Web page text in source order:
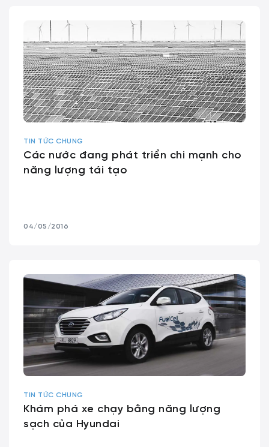
TIN TỨC CHUNG
Các nước đang phát triển chi mạnh cho
năng lượng tái tạo
04/05/2016
TIN TỨC CHUNG
Khám phá xe chạy bằng năng lượng
sạch của Hyundai